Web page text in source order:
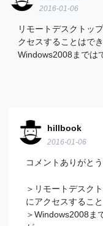
2016-01-06
リモートデスクトッ
クセスすることはで
Windows2008までは
hillbook
2016-01-06
コメントありがと
＞リモートデスク
にアクセスするこ
＞Windows2008ま